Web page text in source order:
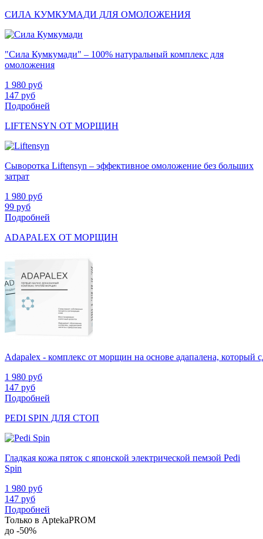
СИЛА КУМКУМАДИ ДЛЯ ОМОЛОЖЕНИЯ
"Сила Кумкумади" – 100% натуральный комплекс для
омоложения
1 980 руб
147 руб
Подробней
LIFTENSYN ОТ МОРЩИН
Сыворотка Liftensyn – эффективное омоложение без больших
затрат
1 980 руб
99 руб
Подробней
ADAPALEX ОТ МОРЩИН
Adapalex - комплекс от морщин на основе адапалена,
1 980 руб
147 руб
Подробней
PEDI SPIN ДЛЯ СТОП
Гладкая кожа пяток с японской электрической пемзой Pedi
Spin
1 980 руб
147 руб
Подробней
Только в AptekaPROM
до -50%